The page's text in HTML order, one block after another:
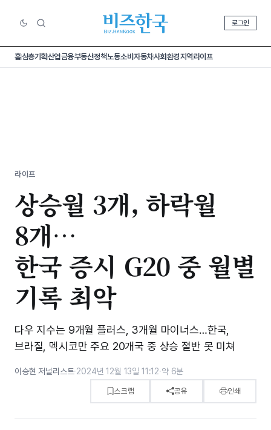
로그인
홈심층기획산업금융부동산정책노동소비 자동차사회환경지역라이프
라이프
상승월 3개, 하락월
8개…
한국 증시 G20 중 월별
기록 최악
다우 지수는 9개월 플러스, 3개월 마이너스…한국,
브라질, 멕시코만 주요 20개국 중 상승 절반 못 미쳐
이승현 저널리스트·2024년 12월 13일 11:12·약 6분
스크랩 공유 인쇄